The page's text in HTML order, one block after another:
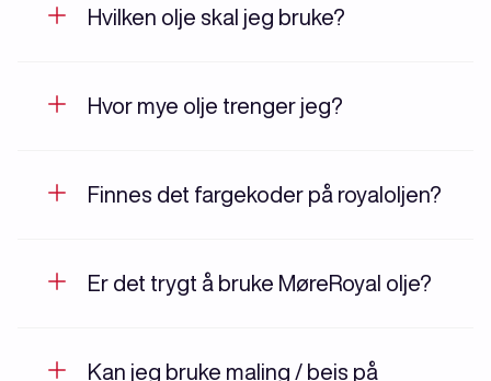
Hvilken olje skal jeg bruke?
Hvor mye olje trenger jeg?
Finnes det fargekoder på royaloljen?
Er det trygt å bruke MøreRoyal olje?
Kan jeg bruke maling / beis på